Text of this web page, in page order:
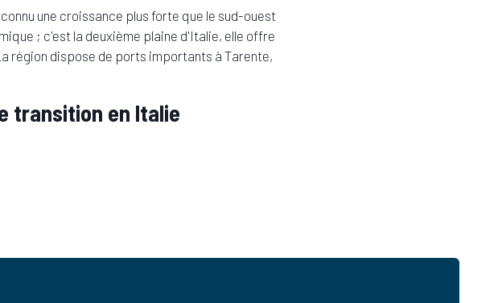
une croissance plus forte que le sud-ouest
; c'est la deuxième plaine d'Italie, elle offre
région dispose de ports importants à Tarente,
transition en Italie